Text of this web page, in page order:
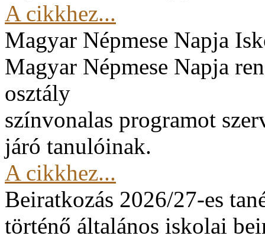
A cikkhez...
Magyar Népmese Napja
Magyar Népmese Napja
osztály
színvonalas programot
járó tanulóinak.
A cikkhez...
Beiratkozás 2026/27-es
történő általános iskolai